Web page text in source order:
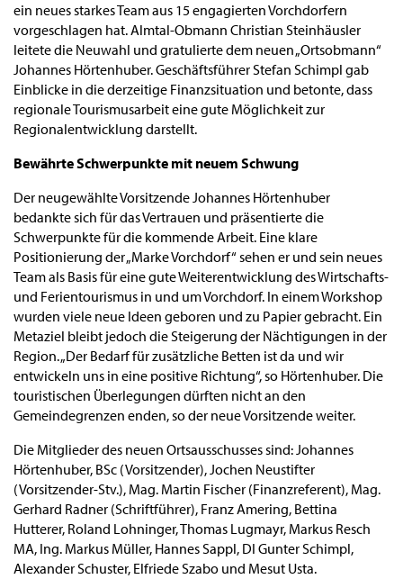
ein neues starkes Team aus 15 engagierten Vorchdorfern
vorgeschlagen hat. Almtal-Obmann Christian Steinhäusler
leitete die Neuwahl und gratulierte dem neuen „Ortsobmann“
Johannes Hörtenhuber. Geschäftsführer Stefan Schimpl gab
Einblicke in die derzeitige Finanzsituation und betonte, dass
regionale Tourismusarbeit eine gute Möglichkeit zur
Regionalentwicklung darstellt.
Bewährte Schwerpunkte mit neuem Schwung
Der neugewählte Vorsitzende Johannes Hörtenhuber
bedankte sich für das Vertrauen und präsentierte die
Schwerpunkte für die kommende Arbeit. Eine klare
Positionierung der „Marke Vorchdorf“ sehen er und sein neues
Team als Basis für eine gute Weiterentwicklung des Wirtschafts-
und Ferientourismus in und um Vorchdorf. In einem Workshop
wurden viele neue Ideen geboren und zu Papier gebracht. Ein
Metaziel bleibt jedoch die Steigerung der Nächtigungen in der
Region. „Der Bedarf für zusätzliche Betten ist da und wir
entwickeln uns in eine positive Richtung“, so Hörtenhuber. Die
touristischen Überlegungen dürften nicht an den
Gemeindegrenzen enden, so der neue Vorsitzende weiter.
Die Mitglieder des neuen Ortsausschusses sind: Johannes
Hörtenhuber, BSc (Vorsitzender), Jochen Neustifter
(Vorsitzender-Stv.), Mag. Martin Fischer (Finanzreferent), Mag.
Gerhard Radner (Schriftführer), Franz Amering, Bettina
Hutterer, Roland Lohninger, Thomas Lugmayr, Markus Resch
MA, Ing. Markus Müller, Hannes Sappl, DI Gunter Schimpl,
Alexander Schuster, Elfriede Szabo und Mesut Usta.